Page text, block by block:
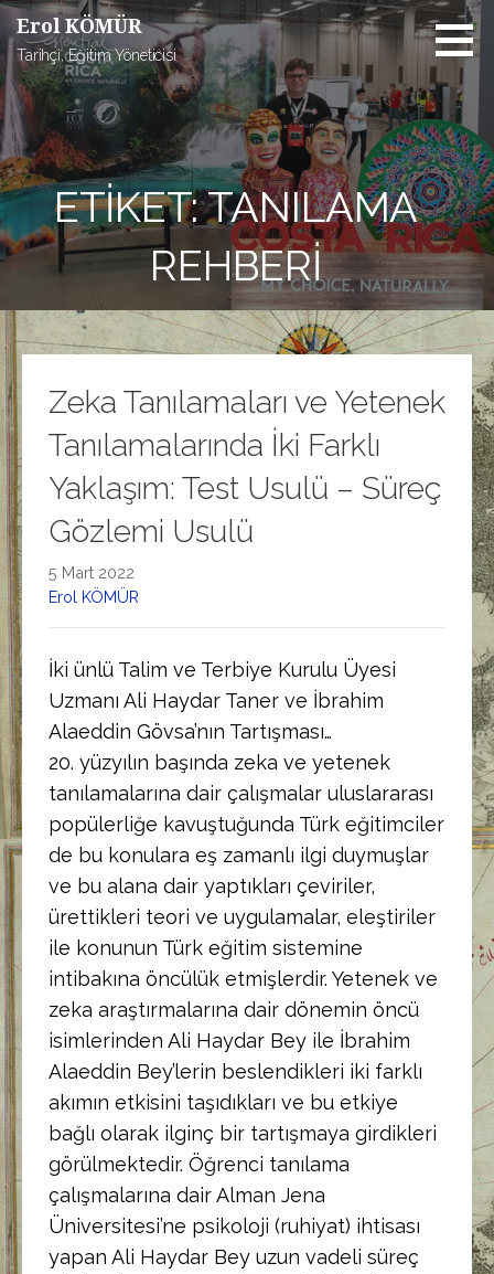
İçeriğe
atla
Erol KÖMÜR
Tarihçi, Eğitim Yöneticisi
ETIKET: TANILAMA
REHBERI
Zeka Tanılamaları ve Yetenek
Tanılamalarında İki Farklı
Yaklaşım: Test Usulü – Süreç
Gözlemi Usulü
5 Mart 2022
Erol KÖMÜR
İki ünlü Talim ve Terbiye Kurulu Üyesi
Uzmanı Ali Haydar Taner ve İbrahim
Alaeddin Gövsa’nın Tartışması…
20. yüzyılın başında zeka ve yetenek
tanılamalarına dair çalışmalar uluslararası
popülerliğe kavuştuğunda Türk eğitimciler
de bu konulara eş zamanlı ilgi duymuşlar
ve bu alana dair yaptıkları çeviriler,
ürettikleri teori ve uygulamalar, eleştiriler
ile konunun Türk eğitim sistemine
intibakına öncülük etmişlerdir. Yetenek ve
zeka araştırmalarına dair dönemin öncü
isimlerinden Ali Haydar Bey ile İbrahim
Alaeddin Bey’lerin beslendikleri iki farklı
akımın etkisini taşıdıkları ve bu etkiye
bağlı olarak ilginç bir tartışmaya girdikleri
görülmektedir. Öğrenci tanılama
çalışmalarına dair Alman Jena
Üniversitesi’ne psikoloji (ruhiyat) ihtisası
yapan Ali Haydar Bey uzun vadeli süreç